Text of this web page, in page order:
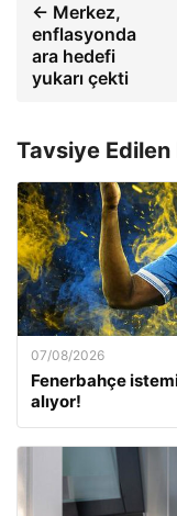
← Merkez,
enflasyonda
ara hedefi
yukarı çekti
Tavsiye
07/08/2026
Fenerbahçe
alıyor!